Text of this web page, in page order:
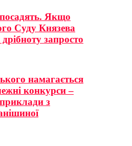
Якщо
Суду Князева
запросто
намагається
конкурси –
з